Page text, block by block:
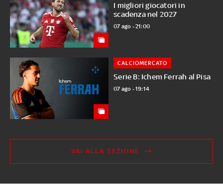
I migliori giocatori in
scadenza nel 2027
07 ago - 21:00
Serie B: Ichem Ferrah al Pisa
CALCIOMERCATO
07 ago - 19:14
VAI ALLA SEZIONE